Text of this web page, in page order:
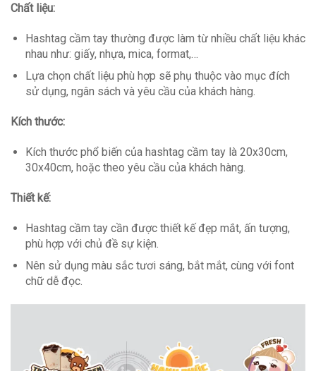
Chất liệu:
Hashtag cầm tay thường được làm từ nhiều chất liệu khác
nhau như: giấy, nhựa, mica, format,…
Lựa chọn chất liệu phù hợp sẽ phụ thuộc vào mục đích
sử dụng, ngân sách và yêu cầu của khách hàng.
Kích thước:
Kích thước phổ biến của hashtag cầm tay là 20x30cm,
30x40cm, hoặc theo yêu cầu của khách hàng.
Thiết kế:
Hashtag cầm tay cần được thiết kế đẹp mắt, ấn tượng,
phù hợp với chủ đề sự kiện.
Nên sử dụng màu sắc tươi sáng, bắt mắt, cùng với font
chữ dễ đọc.